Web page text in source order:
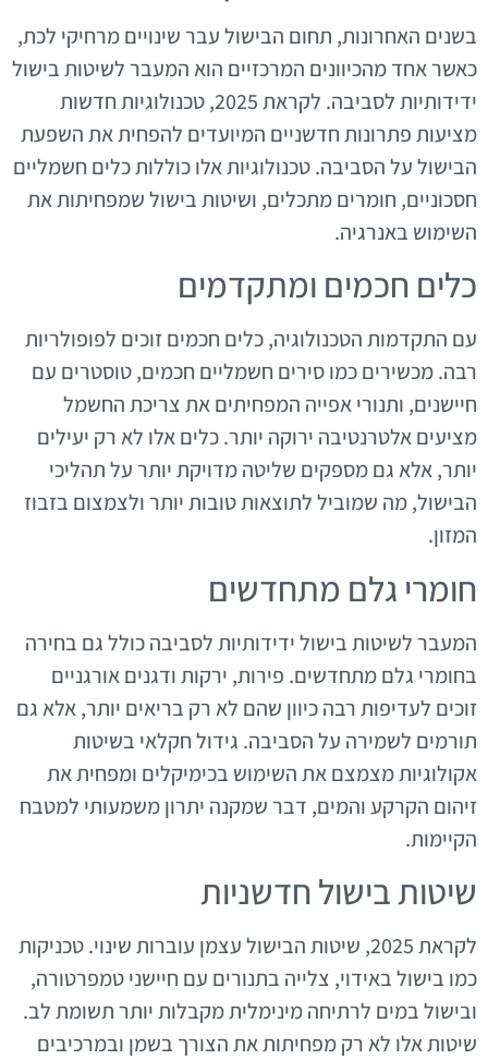
בשנים האחרונות, תחום הבישול עבר שינויים מרחיקי לכת,
כאשר אחד מהכיוונים המרכזיים הוא המעבר לשיטות בישול
ידידותיות לסביבה. לקראת 2025, טכנולוגיות חדשות
מציעות פתרונות חדשניים המיועדים להפחית את השפעת
הבישול על הסביבה. טכנולוגיות אלו כוללות כלים חשמליים
חסכוניים, חומרים מתכלים, ושיטות בישול שמפחיתות את
השימוש באנרגיה.
כלים חכמים ומתקדמים
עם התקדמות הטכנולוגיה, כלים חכמים זוכים לפופולריות
רבה. מכשירים כמו סירים חשמליים חכמים, טוסטרים עם
חיישנים, ותנורי אפייה המפחיתים את צריכת החשמל
מציעים אלטרנטיבה ירוקה יותר. כלים אלו לא רק יעילים
יותר, אלא גם מספקים שליטה מדויקת יותר על תהליכי
הבישול, מה שמוביל לתוצאות טובות יותר ולצמצום בזבוז
המזון.
חומרי גלם מתחדשים
המעבר לשיטות בישול ידידותיות לסביבה כולל גם בחירה
בחומרי גלם מתחדשים. פירות, ירקות ודגנים אורגניים
זוכים לעדיפות רבה כיוון שהם לא רק בריאים יותר, אלא גם
תורמים לשמירה על הסביבה. גידול חקלאי בשיטות
אקולוגיות מצמצם את השימוש בכימיקלים ומפחית את
זיהום הקרקע והמים, דבר שמקנה יתרון משמעותי למטבח
הקיימות.
שיטות בישול חדשניות
לקראת 2025, שיטות הבישול עצמן עוברות שינוי. טכניקות
כמו בישול באידוי, צלייה בתנורים עם חיישני טמפרטורה,
ובישול במים לרתיחה מינימלית מקבלות יותר תשומת לב.
שיטות אלו לא רק מפחיתות את הצורך בשמן ובמרכיבים